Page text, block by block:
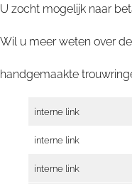
U zocht mogelijk naar
Wil u meer weten over
handgemaakte
interne link
interne link
interne link